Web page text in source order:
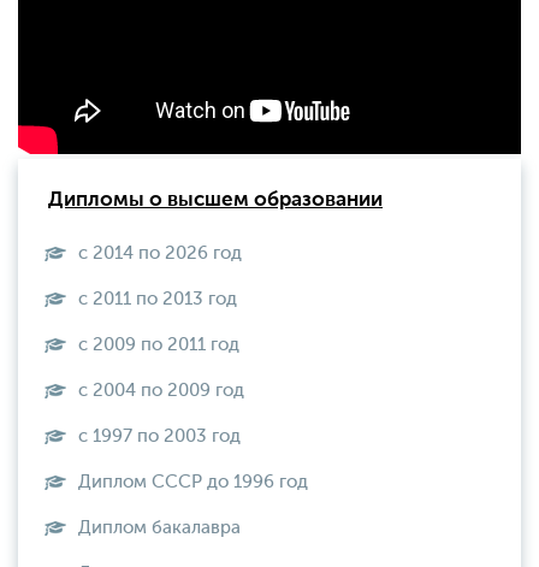
Дипломы о высшем образовании
с 2014 по 2026 год
с 2011 по 2013 год
с 2009 по 2011 год
с 2004 по 2009 год
с 1997 по 2003 год
Диплом СССР до 1996 год
Диплом бакалавра